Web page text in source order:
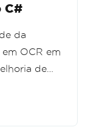
C#
da
OCR em
de